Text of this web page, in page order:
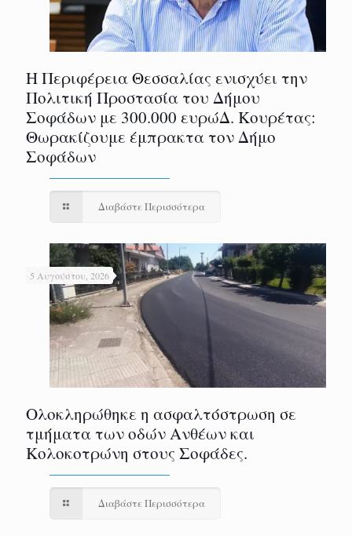
Η Περιφέρεια Θεσσαλίας ενισχύει την
Πολιτική Προστασία του Δήμου
Σοφάδων με 300.000 ευρώΔ. Κουρέτας:
Θωρακίζουμε έμπρακτα τον Δήμο
Σοφάδων
Διαβάστε Περισσότερα
5 Αυγούστου, 2026
Ολοκληρώθηκε η ασφαλτόστρωση σε
τμήματα των οδών Ανθέων και
Κολοκοτρώνη στους Σοφάδες.
Διαβάστε Περισσότερα